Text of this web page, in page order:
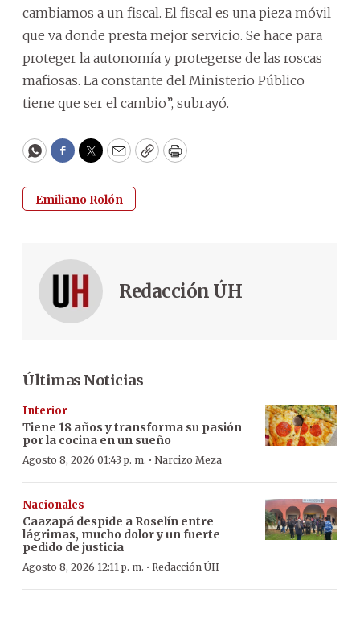
cambiamos a un fiscal. El fiscal es una pieza móvil
que va donde presta mejor servicio. Se hace para
proteger la autonomía y protegerse de las roscas
mafiosas. La constante del Ministerio Público
tiene que ser el cambio”, subrayó.
WhatsApp
Facebook
Twitter
EmailCopyPrint
Emiliano Rolón
Redacción ÚH
Últimas Noticias
Interior
Tiene 18 años y transforma su pasión
por la cocina en un sueño
Agosto 8, 2026 01:43 p. m. · Narcizo Meza
Nacionales
Caazapá despide a Roselín entre
lágrimas, mucho dolor y un fuerte
pedido de justicia
Agosto 8, 2026 12:11 p. m. · Redacción ÚH